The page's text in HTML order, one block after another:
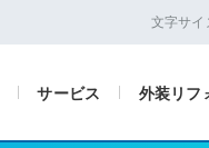
文字サイ
サービス 外装リフ